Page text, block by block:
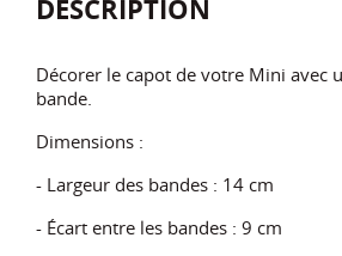
DESCRIPTION
Décorer le capot de votre Mini avec
bande.
Dimensions :
- Largeur des bandes : 14 cm
- Écart entre les bandes : 9 cm